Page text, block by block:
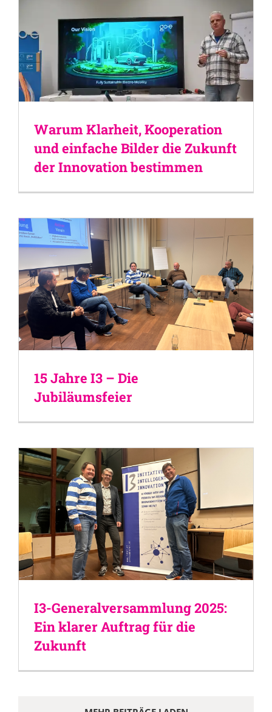
Warum Klarheit, Kooperation
und einfache Bilder die Zukunft
der Innovation bestimmen
15 Jahre I3 – Die
Jubiläumsfeier
I3-Generalversammlung 2025:
Ein klarer Auftrag für die
Zukunft